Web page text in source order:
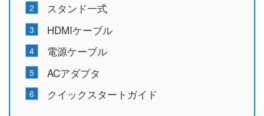
スタンド一式
HDMIケーブル
電源ケーブル
ACアダプタ
クイックスタートガイド